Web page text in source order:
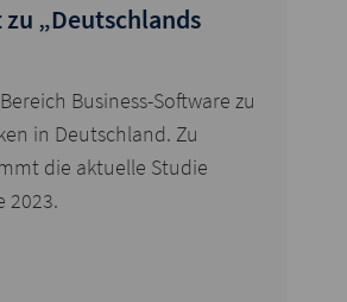
„Deutschlands
Business-Software zu
in Deutschland. Zu
die aktuelle Studie
2023.